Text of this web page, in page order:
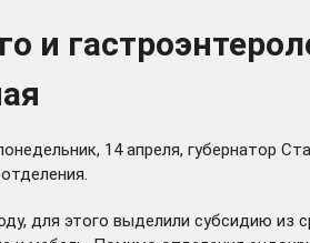
и
14 апреля, губернатор
для этого выделили субсидию